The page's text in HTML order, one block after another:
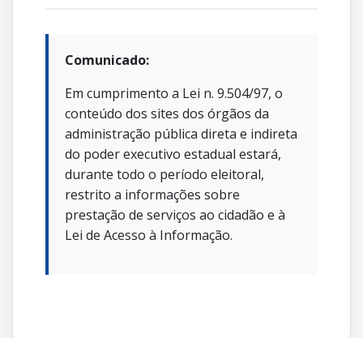
Comunicado:
Em cumprimento a Lei n. 9.504/97, o
conteúdo dos sites dos órgãos da
administração pública direta e indireta
do poder executivo estadual estará,
durante todo o período eleitoral,
restrito a informações sobre
prestação de serviços ao cidadão e à
Lei de Acesso à Informação.